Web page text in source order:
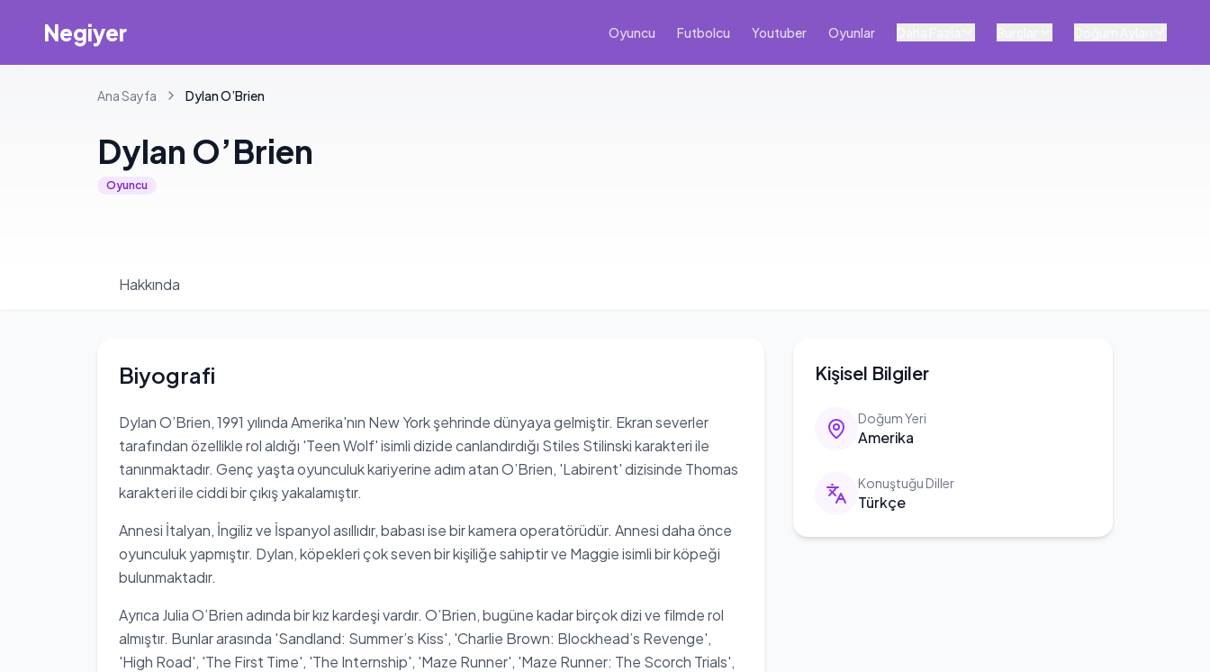
Negiyer Oyuncu Futbolcu Youtuber Oyunlar
Ana Sayfa DylanO’Brien
Dylan O’Brien
Oyuncu
Hakkında
Kişisel Bilgiler
Doğum Yeri
Amerika
Konuştuğu Diller
Türkçe
Biyografi
Dylan O’Brien, 1991 yılında Amerika'nın New York şehrinde dünyaya gelmiştir. Ekran severler
tarafından özellikle rol aldığı 'Teen Wolf' isimli dizide canlandırdığı Stiles Stilinski karakteri ile
tanınmaktadır. Genç yaşta oyunculuk kariyerine adım atan O’Brien, 'Labirent' dizisinde Thomas
karakteri ile ciddi bir çıkış yakalamıştır.
Annesi İtalyan, İngiliz ve İspanyol asıllıdır, babası ise bir kamera operatörüdür. Annesi daha önce
oyunculuk yapmıştır. Dylan, köpekleri çok seven bir kişiliğe sahiptir ve Maggie isimli bir köpeği
bulunmaktadır.
Ayrıca Julia O’Brien adında bir kız kardeşi vardır. O’Brien, bugüne kadar birçok dizi ve filmde rol
almıştır. Bunlar arasında 'Sandland: Summer’s Kiss', 'Charlie Brown: Blockhead’s Revenge',
'High Road', 'The First Time', 'The Internship', 'Maze Runner', 'Maze Runner: The Scorch Trials',